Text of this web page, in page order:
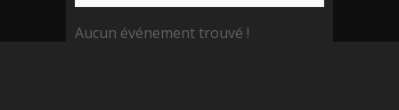
Aucun événement trouvé !